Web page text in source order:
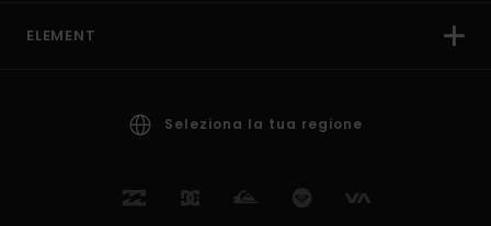
ELEMENT
Seleziona la tua regione